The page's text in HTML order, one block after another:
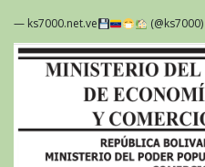
— ks7000.net.ve (@ks7000)